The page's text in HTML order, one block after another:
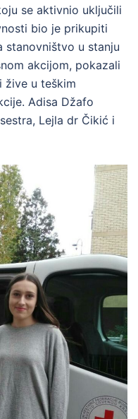
se aktivnio uključili
bio je prikupiti
stanovništvo u stanju
akcijom, pokazali
žive u teškim
Adisa Džafo
Lejla dr Čikić i